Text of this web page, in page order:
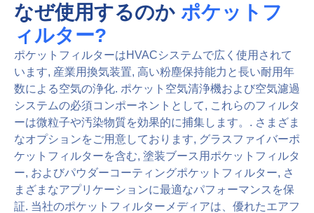
なぜ使用するのか ポケットフ
ィルター?
ポケットフィルターはHVACシステムで広く使用されて
います, 産業用換気装置, 高い粉塵保持能力と長い耐用年
数による空気の浄化. ポケット空気清浄機および空気濾過
システムの必須コンポーネントとして, これらのフィルタ
ーは微粒子や汚染物質を効果的に捕集します。. さまざま
なオプションをご用意しております, グラスファイバーポ
ケットフィルターを含む, 塗装ブース用ポケットフィルタ
ー, およびパウダーコーティングポケットフィルター, さ
まざまなアプリケーションに最適なパフォーマンスを保
証. 当社のポケットフィルターメディアは、優れたエアフ